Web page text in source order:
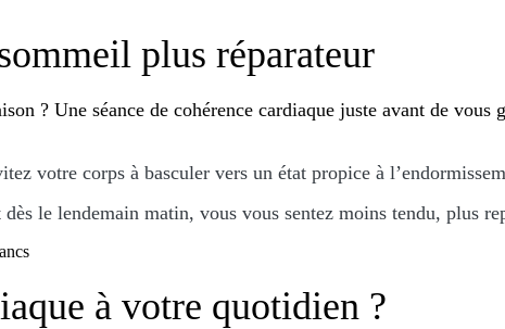
plus réparateur
? Une séance de cohérence cardiaque juste avant de vous
votre corps à basculer vers un état propice à
le lendemain matin, vous vous sentez moins tendu, plus
à votre quotidien ?